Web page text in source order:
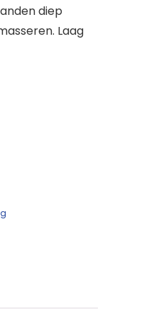
diep
Laag